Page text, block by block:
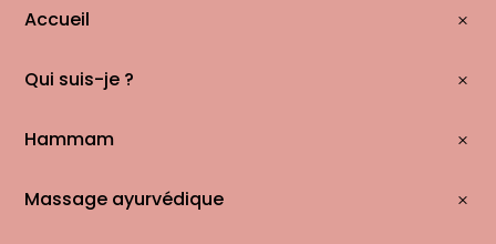
Accueil
Qui suis-je ?
Hammam
Massage ayurvédique